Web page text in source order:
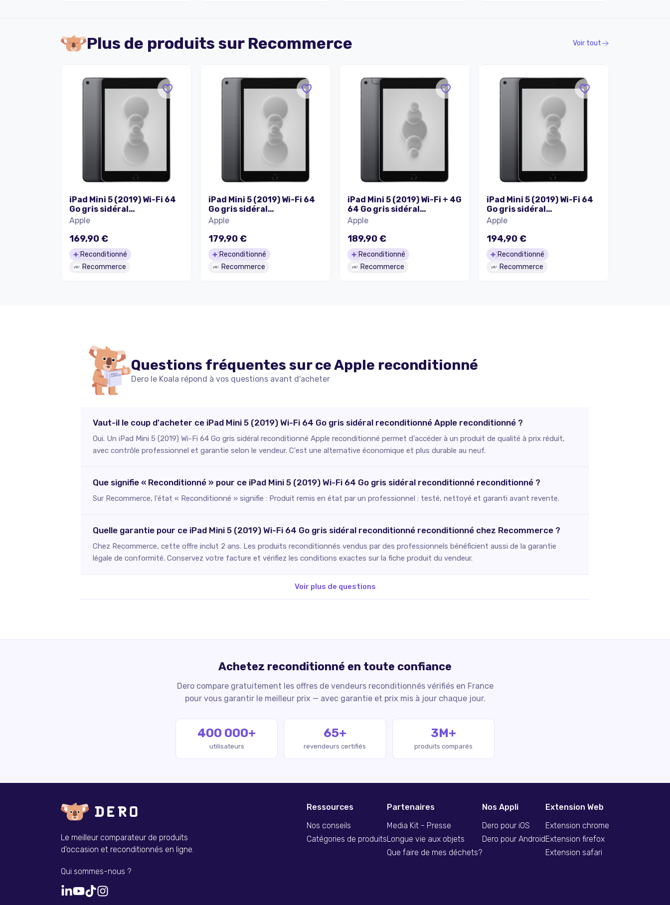
Plus de produits sur Recommerce Voir tout
iPad Mini 5 (2019) Wi-Fi 64
Go gris sidéral
reconditionné
Apple
169,90 €
Reconditionné
Recommerce
iPad Mini 5 (2019) Wi-Fi 64
Go gris sidéral
reconditionné
Apple
179,90 €
Reconditionné
Recommerce
iPad Mini 5 (2019) Wi-Fi + 4G
64 Go gris sidéral
reconditionné
Apple
189,90 €
Reconditionné
Recommerce
iPad Mini 5 (2019) Wi-Fi 64
Go gris sidéral
reconditionné
Apple
194,90 €
Reconditionné
Recommerce
Questions fréquentes sur ceApple reconditionné
Dero le Koala répond à vos questions avant d'acheter
Vaut-il le coup d'acheter ce iPad Mini 5 (2019) Wi-Fi 64 Go gris sidéral reconditionné Apple reconditionné ?
Oui. Un iPad Mini 5 (2019) Wi-Fi 64 Go gris sidéral reconditionné Apple reconditionné permet d'accéder à un produit de qualité à prix réduit,
avec contrôle professionnel et garantie selon le vendeur. C'est une alternative économique et plus durable au neuf.
Que signifie « Reconditionné » pour ce iPad Mini 5 (2019) Wi-Fi 64 Go gris sidéral reconditionné reconditionné ?
Sur Recommerce, l'état « Reconditionné » signifie : Produit remis en état par un professionnel : testé, nettoyé et garanti avant revente.
Quelle garantie pour ce iPad Mini 5 (2019) Wi-Fi 64 Go gris sidéral reconditionné reconditionné chez Recommerce ?
Chez Recommerce, cette offre inclut 2 ans. Les produits reconditionnés vendus par des professionnels bénéficient aussi de la garantie
légale de conformité. Conservez votre facture et vérifiez les conditions exactes sur la fiche produit du vendeur.
Voir plus de questions
Achetez reconditionné en toute confiance
Dero compare gratuitement les offres de vendeurs reconditionnés vérifiés en France
pour vous garantir le meilleur prix — avec garantie et prix mis à jour chaque jour.
400 000+
utilisateurs
65+
revendeurs certifiés
3M+
produits comparés
Le meilleur comparateur de produits
d'occasion et reconditionnés en ligne.
Qui sommes-nous ?
Ressources
Nos conseils
Catégories de produits
Partenaires
Media Kit - Presse
Longue vie aux objets
Que faire de mes déchets?
Nos Appli
Dero pour iOS
Dero pour Android
Extension Web
Extension chrome
Extension firefox
Extension safari